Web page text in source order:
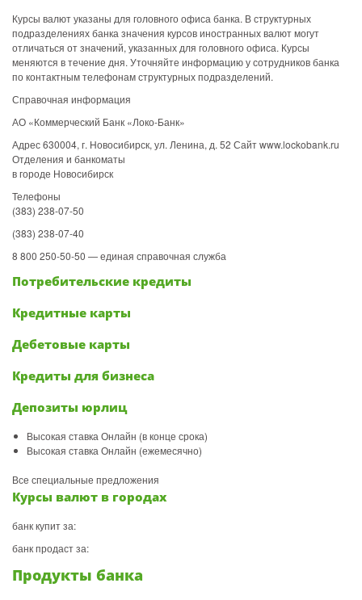
Курсы валют указаны для головного офиса банка. В структурных
подразделениях банка значения курсов иностранных валют могут
отличаться от значений, указанных для головного офиса. Курсы
меняются в течение дня. Уточняйте информацию у сотрудников банка
по контактным телефонам структурных подразделений.
Справочная информация
АО «Коммерческий Банк «Локо-Банк»
Адрес 630004, г. Новосибирск, ул. Ленина, д. 52 Сайт www.lockobank.ru
Отделения и банкоматы
в городе Новосибирск
Телефоны
(383) 238-07-50
(383) 238-07-40
8 800 250-50-50 — единая справочная служба
Потребительские кредиты
Кредитные карты
Дебетовые карты
Кредиты для бизнеса
Депозиты юрлиц
Высокая ставка Онлайн (в конце срока)
Высокая ставка Онлайн (ежемесячно)
Все специальные предложения
Курсы валют в городах
банк купит за:
банк продаст за:
Продукты банка